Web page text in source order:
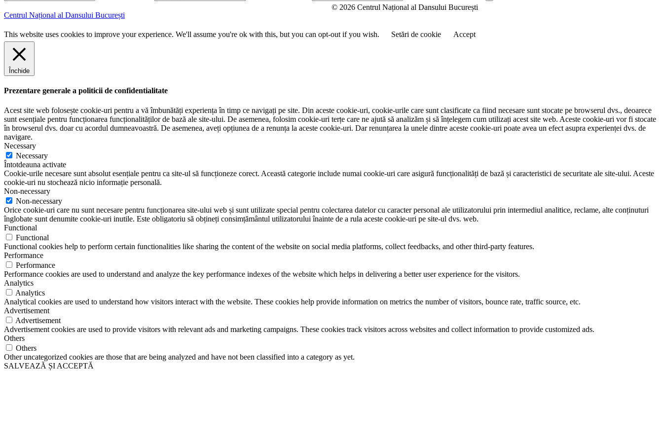
m
a
i
l
r
u
m
u
Centrul Național al Dansului București
© 2026 Centrul Național al Dansului București
This website uses cookies to improve your experience. We'll assume you're ok with this, but you can opt-out if you wish. Setări de cookie Accept
Închide
Prezentare generale a politicii de confidentialitate
Acest site web folosește cookie-uri pentru a vă îmbunătăți experiența în timp ce navigați pe site. Din aceste cookie-uri, cookie-urile care sunt clasificate ca fiind necesare sunt stocate pe browserul dvs., deoarece
sunt esențiale pentru funcționarea funcționalităților de bază ale site-ului. De asemenea, folosim cookie-uri terțe care ne ajută să analizăm și să înțelegem cum utilizați acest site web. Aceste cookie-uri vor fi stocate
în browserul dvs. doar cu acordul dumneavoastră. De asemenea, aveți opțiunea de a renunța la aceste cookie-uri. Dar renunțarea la unele dintre aceste cookie-uri poate avea un efect asupra experienței dvs. de
navigare.
Necessary
Necessary
Întotdeauna activate
Cookie-urile necesare sunt absolut esențiale pentru ca site-ul să funcționeze corect. Această categorie include numai cookie-uri care asigură funcționalități de bază și caracteristici de securitate ale site-ului. Aceste
cookie-uri nu stochează nicio informație personală.
Non-necessary
Non-necessary
Orice cookie-uri care nu sunt necesare pentru funcționarea site-ului web și sunt utilizate special pentru colectarea datelor cu caracter personal ale utilizatorului prin intermediul analitice, reclame, alte conținuturi
înglobate sunt denumite cookie-uri inutile. Este obligatoriu să obțineți consimțământul utilizatorului înainte de a rula aceste cookie-uri pe site-ul dvs. web.
Functional
Functional
Functional cookies help to perform certain functionalities like sharing the content of the website on social media platforms, collect feedbacks, and other third-party features.
Performance
Performance
Performance cookies are used to understand and analyze the key performance indexes of the website which helps in delivering a better user experience for the visitors.
Analytics
Analytics
Analytical cookies are used to understand how visitors interact with the website. These cookies help provide information on metrics the number of visitors, bounce rate, traffic source, etc.
Advertisement
Advertisement
Advertisement cookies are used to provide visitors with relevant ads and marketing campaigns. These cookies track visitors across websites and collect information to provide customized ads.
Others
Others
Other uncategorized cookies are those that are being analyzed and have not been classified into a category as yet.
SALVEAZĂ ȘI ACCEPTĂ